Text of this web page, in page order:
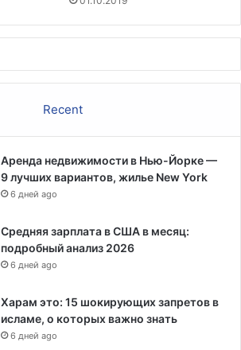
Recent
Аренда недвижимости в Нью-Йорке —
9 лучших вариантов, жилье New York
6 дней ago
Средняя зарплата в США в месяц:
подробный анализ 2026
6 дней ago
Харам это: 15 шокирующих запретов в
исламе, о которых важно знать
6 дней ago